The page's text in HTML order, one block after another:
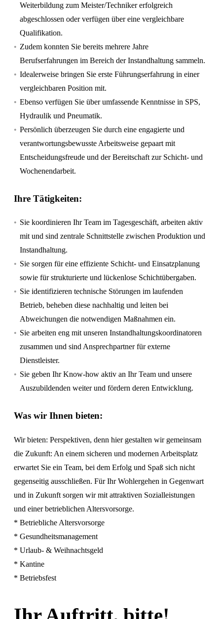
Weiterbildung zum Meister/Techniker erfolgreich
abgeschlossen oder verfügen über eine vergleichbare
Qualifikation.
Zudem konnten Sie bereits mehrere Jahre
Berufserfahrungen im Bereich der Instandhaltung sammeln.
Idealerweise bringen Sie erste Führungserfahrung in einer
vergleichbaren Position mit.
Ebenso verfügen Sie über umfassende Kenntnisse in SPS,
Hydraulik und Pneumatik.
Persönlich überzeugen Sie durch eine engagierte und
verantwortungsbewusste Arbeitsweise gepaart mit
Entscheidungsfreude und der Bereitschaft zur Schicht- und
Wochenendarbeit.
Ihre Tätigkeiten:
Sie koordinieren Ihr Team im Tagesgeschäft, arbeiten aktiv
mit und sind zentrale Schnittstelle zwischen Produktion und
Instandhaltung.
Sie sorgen für eine effiziente Schicht- und Einsatzplanung
sowie für strukturierte und lückenlose Schichtübergaben.
Sie identifizieren technische Störungen im laufenden
Betrieb, beheben diese nachhaltig und leiten bei
Abweichungen die notwendigen Maßnahmen ein.
Sie arbeiten eng mit unseren Instandhaltungskoordinatoren
zusammen und sind Ansprechpartner für externe
Dienstleister.
Sie geben Ihr Know-how aktiv an Ihr Team und unsere
Auszubildenden weiter und fördern deren Entwicklung.
Was wir Ihnen bieten:
Wir bieten: Perspektiven, denn hier gestalten wir gemeinsam
die Zukunft: An einem sicheren und modernen Arbeitsplatz
erwartet Sie ein Team, bei dem Erfolg und Spaß sich nicht
gegenseitig ausschließen. Für Ihr Wohlergehen in Gegenwart
und in Zukunft sorgen wir mit attraktiven Sozialleistungen
und einer betrieblichen Altersvorsorge.
* Betriebliche Altersvorsorge
* Gesundheitsmanagement
* Urlaub- & Weihnachtsgeld
* Kantine
* Betriebsfest